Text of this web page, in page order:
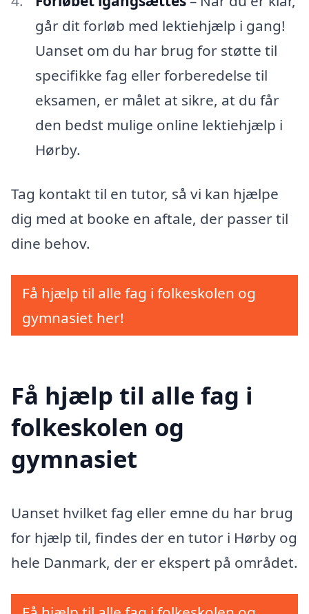
går dit forløb med lektiehjælp i gang!
Uanset om du har brug for støtte til
specifikke fag eller forberedelse til
eksamen, er målet at sikre, at du får
den bedst mulige online lektiehjælp i
Hørby.
Tag kontakt til en tutor, så vi kan hjælpe
dig med at booke en aftale, der passer til
dine behov.
Få hjælp til alle fag i folkeskolen og
gymnasiet her!
Få hjælp til alle fag i
folkeskolen og
gymnasiet
Uanset hvilket fag eller emne du har brug
for hjælp til, findes der en tutor i Hørby og
hele Danmark, der er ekspert på området.